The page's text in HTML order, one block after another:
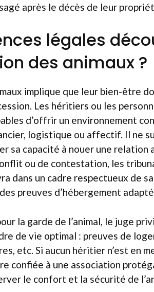
après le décès de leur
légales
des animaux ?
implique que leur bien-être
Les héritiers ou les
d’offrir un environnement
logistique ou affectif. Il ne
sa capacité à nouer une
ou de contestation, les
dans un cadre respectueux de
preuves d’hébergement
la garde de l’animal, le juge
de vie optimal : preuves de
etc. Si aucun héritier n’est en
confiée à une association
le confort et la sécurité de